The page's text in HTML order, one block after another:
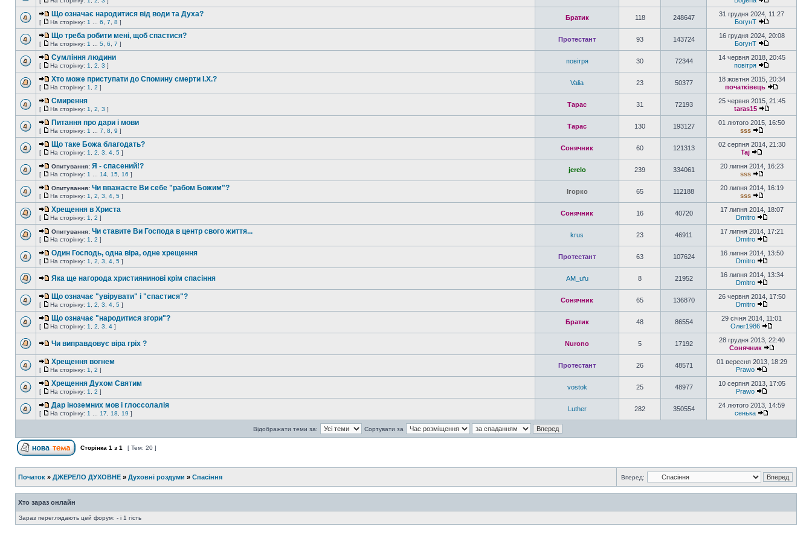
Що означає народитися від води та Духа?
[ На сторінку: 1 6 7 8 ]
Братик 118 248647
31 грудня 2024, 11:27
БогунТ
Що треба робити мені, щоб спастися?
[ На сторінку: 1 5 6 7 ]
Протестант 93 143724
16 грудня 2024, 20:08
БогунТ
Сумління людини
[ На сторінку: 1 2 3 ]
повітря 30 72344
14 червня 2018, 20:45
повітря
Хто може приступати до Спомину смерти І.Х.?
[ На сторінку: 1 2 ]
Valia 23 50377
18 жовтня 2015, 20:34
початківець
Смирення
[ На сторінку: 1 2 3 ]
Тарас 31 72193
25 червня 2015, 21:45
taras15
Питання про дари і мови
[ На сторінку: 1 7 8 9 ]
Тарас 130 193127
01 лютого 2015, 16:50
sss
Що таке Божа благодать?
[ На сторінку: 1 2 3 4 5 ]
Сонячник 60 121313
02 серпня 2014, 21:30
Taj
Опитування: Я - спасений!?
[ На сторінку: 1 14 15 16 ]
jerelo 239 334061
20 липня 2014, 16:23
sss
Опитування: Чи вважаєте Ви себе "рабом Божим"?
[ На сторінку: 1 2 3 4 5 ]
Ігорко 65 112188
20 липня 2014, 16:19
sss
Хрещення в Христа
[ На сторінку: 1 2 ]
Сонячник 16 40720
17 липня 2014, 18:07
Dmitro
Опитування: Чи ставите Ви Господа в центр свого життя...
[ На сторінку: 1 2 ]
krus 23 46911
17 липня 2014, 17:21
Dmitro
Один Господь, одна віра, одне хрещення
[ На сторінку: 1 2 3 4 5 ]
Протестант 63 107624
16 липня 2014, 13:50
Dmitro
Яка ще нагорода християнинові крім спасіння AM_ufu 8 21952
16 липня 2014, 13:34
Dmitro
Що означає "увірувати" і "спастися"?
[ На сторінку: 1 2 3 4 5 ]
Сонячник 65 136870
26 червня 2014, 17:50
Dmitro
Що означає "народитися згори"?
[ На сторінку: 1 2 3 4 ]
Братик 48 86554
29 січня 2014, 11:01
Олег1986
Чи виправдовує віра гріх ? Nurono 5 17192
28 грудня 2013, 22:40
Сонячник
Хрещення вогнем
[ На сторінку: 1 2 ]
Протестант 26 48571
01 вересня 2013, 18:29
Prawo
Хрещення Духом Святим
[ На сторінку: 1 2 ]
vostok 25 48977
10 серпня 2013, 17:05
Prawo
Дар іноземних мов і глоссолалія
[ На сторінку: 1 17 18 19 ]
Luther 282 350554
24 лютого 2013, 14:59
сенька
Відображати теми за: Сортувати за
Сторінка 1 з 1 [ Тем: 20 ]
Початок » ДЖЕРЕЛО ДУХОВНЕ » Духовні роздуми » Спасіння Вперед:
Хто зараз онлайн
Зараз переглядають цей форум: - і 1 гість